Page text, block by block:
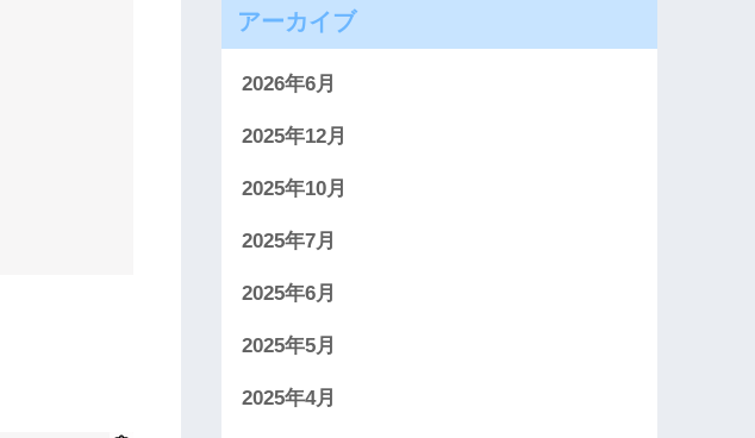
アーカイブ
2026年6月
2025年12月
2025年10月
2025年7月
2025年6月
2025年5月
2025年4月